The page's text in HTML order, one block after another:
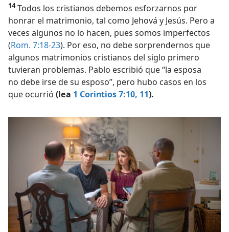
14Todos los cristianos debemos esforzarnos por
honrar el matrimonio, tal como Jehová y Jesús. Pero a
veces algunos no lo hacen, pues somos imperfectos
(Rom. 7:18-23). Por eso, no debe sorprendernos que
algunos matrimonios cristianos del siglo primero
tuvieran problemas. Pablo escribió que “la esposa
no debe irse de su esposo”, pero hubo casos en los
que ocurrió (lea 1 Corintios 7:10, 11).